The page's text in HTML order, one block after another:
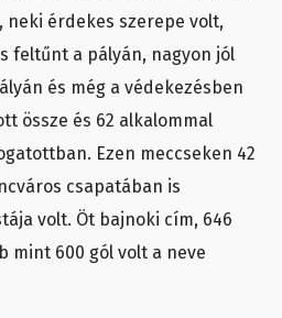
neki érdekes szerepe volt,
feltűnt a pályán, nagyon jól
és még a védekezésben
össze és 62 alkalommal
Ezen meccseken 42
csapatában is
volt. Öt bajnoki cím, 646
mint 600 gól volt a neve